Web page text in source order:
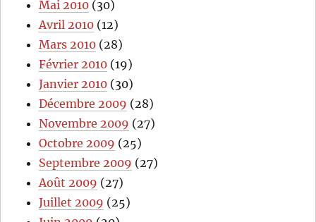
Mai 2010 (30)
Avril 2010 (12)
Mars 2010 (28)
Février 2010 (19)
Janvier 2010 (30)
Décembre 2009 (28)
Novembre 2009 (27)
Octobre 2009 (25)
Septembre 2009 (27)
Août 2009 (27)
Juillet 2009 (25)